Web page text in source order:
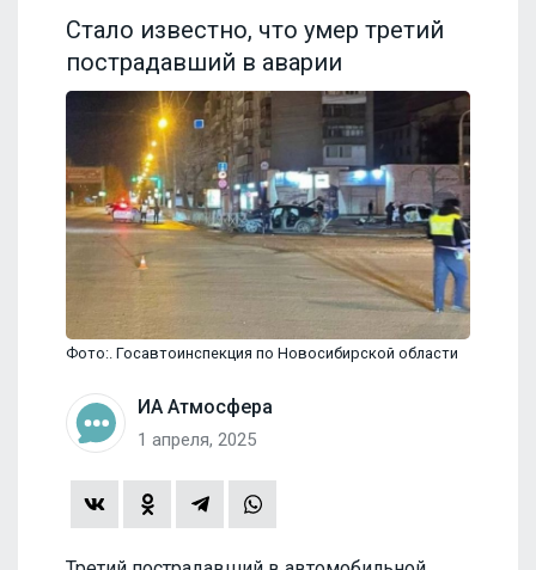
Стало известно, что умер третий
пострадавший в аварии
Фото:. Госавтоинспекция по Новосибирской области
ИА Атмосфера
1 апреля, 2025